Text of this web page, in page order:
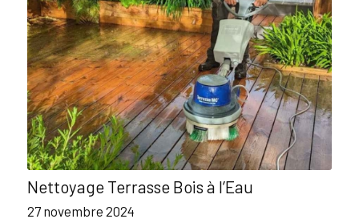
Nettoyage Terrasse Bois à l’Eau
27 novembre 2024